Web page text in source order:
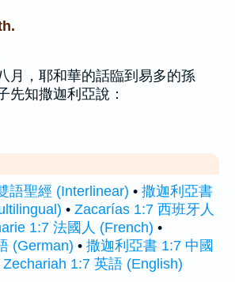
月，耶和華的話臨到易多的孫
先知撒迦利亞說：
語聖經 (Interlinear) • 撒迦利亞書
• Zacarías 1:7 西班牙人
1:7 法國人 (French) •
(German) • 撒迦利亞書 1:7 中國
Zechariah 1:7 英語 (English)